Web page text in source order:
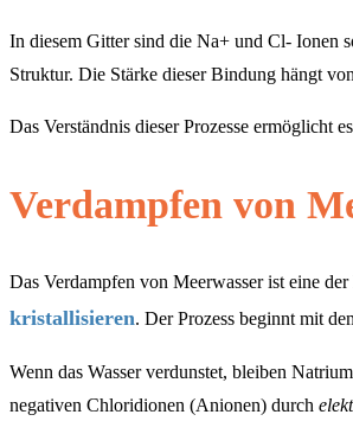
In diesem Gitter sind die Na+ und Cl- Ionen
Struktur. Die Stärke dieser Bindung hängt
Das Verständnis dieser Prozesse ermöglicht
Verdampfen von
Das Verdampfen von Meerwasser ist eine
kristallisieren. Der Prozess beginnt mit
Wenn das Wasser verdunstet, bleiben
negativen Chloridionen (Anionen) durch